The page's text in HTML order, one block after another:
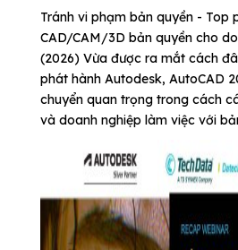
Tránh vi phạm bản quyền - Top
CAD/CAM/3D bản quyền cho
(2026) Vừa được ra mắt cách
phát hành Autodesk, AutoCAD
chuyển quan trọng trong cách
và doanh nghiệp làm việc với